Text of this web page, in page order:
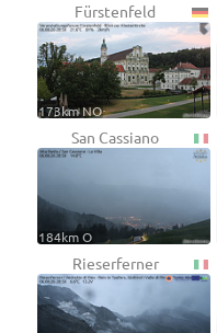
Fürstenfeld
173km NO
San Cassiano
184km O
Rieserferner